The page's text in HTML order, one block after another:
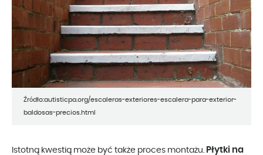
Źródło:autisticpa.org/escaleras-exteriores-escalera-para-exterior-
baldosas-precios.html
Istotną kwestią może być także proces montażu.
Płytki na